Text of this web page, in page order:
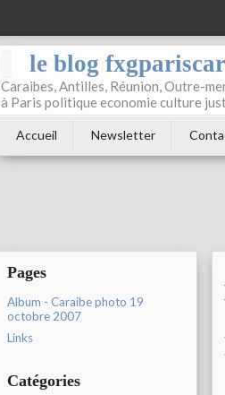
le blog
Caraibes, Antilles, Réunion, Outre-
à Paris politique economie culture
Accueil Newsletter
Pages
Album - Caraibe photo 19
octobre 2007
Links
Catégories